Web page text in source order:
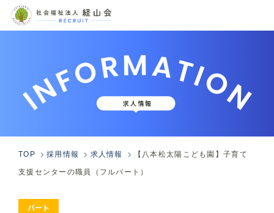
求人情報
INFORMATION
TOP 採用情報 求人情報 【八本松太陽こども園】子育て
支援センターの職員（フルパート）
パート